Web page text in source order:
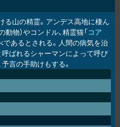
る山の精霊。アンデス高地に棲ん
動物）やコンドル、精霊猫「コア
であるとされる。人間の病気を治
ばれるシャーマンによって呼び
言の手助けもする。